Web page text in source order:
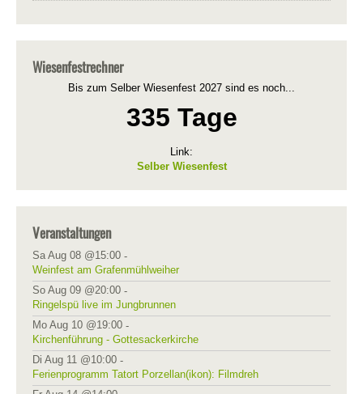
Wiesenfestrechner
Bis zum Selber Wiesenfest 2027 sind es noch...
335 Tage
Link:
Selber Wiesenfest
Veranstaltungen
Sa Aug 08 @15:00 -
Weinfest am Grafenmühlweiher
So Aug 09 @20:00 -
Ringelspü live im Jungbrunnen
Mo Aug 10 @19:00 -
Kirchenführung - Gottesackerkirche
Di Aug 11 @10:00 -
Ferienprogramm Tatort Porzellan(ikon): Filmdreh